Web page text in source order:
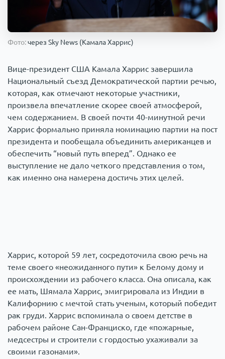
Происшествия
Армия
1000 мелочей
Фото:через Sky News (Камала Харрис)
Вице-президент США Камала Харрис завершила
Национальный съезд Демократической партии речью,
которая, как отмечают некоторые участники,
произвела впечатление скорее своей атмосферой,
чем содержанием. В своей почти 40-минутной речи
Харрис формально приняла номинацию партии на пост
президента и пообещала объединить американцев и
обеспечить “новый путь вперед”. Однако ее
выступление не дало четкого представления о том,
как именно она намерена достичь этих целей.
Харрис, которой 59 лет, сосредоточила свою речь на
теме своего «неожиданного пути» к Белому дому и
происхождении из рабочего класса. Она описала, как
ее мать, Шямала Харрис, эмигрировала из Индии в
Калифорнию с мечтой стать ученым, который победит
рак груди. Харрис вспоминала о своем детстве в
рабочем районе Сан-Франциско, где «пожарные,
медсестры и строители с гордостью ухаживали за
своими газонами».